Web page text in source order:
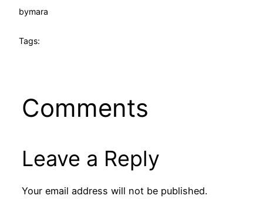
bymara
Tags:
Comments
Leave a Reply
Your email address will not be published.